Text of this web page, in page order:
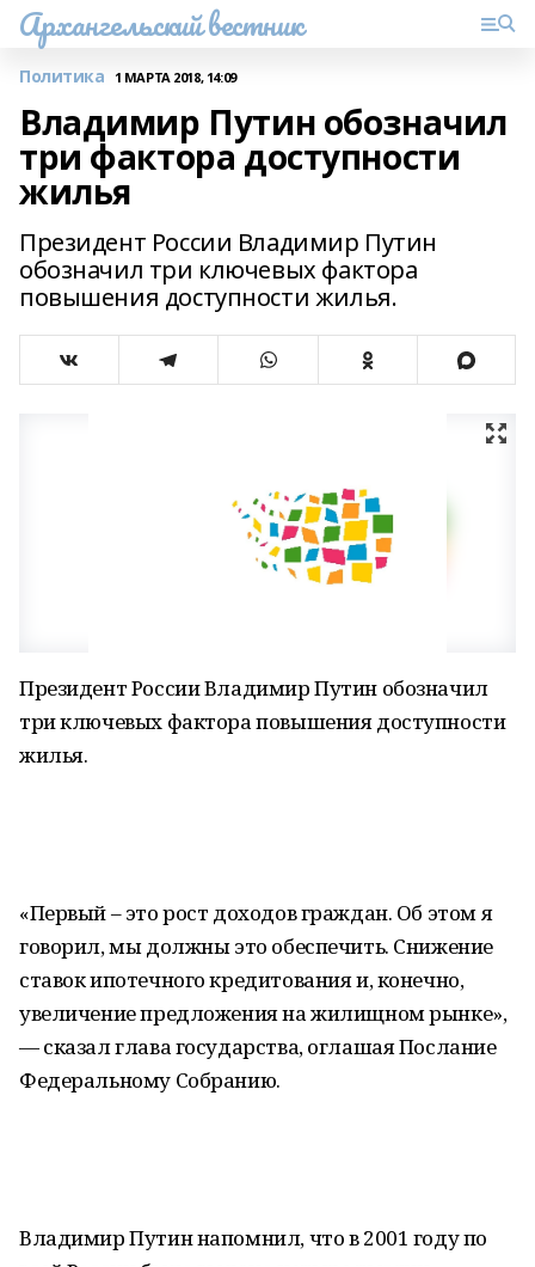
Архангельский вестник
Политика 1 МАРТА 2018, 14:09
Владимир Путин обозначил
три фактора доступности
жилья
Президент России Владимир Путин
обозначил три ключевых фактора
повышения доступности жилья.
Президент России Владимир Путин обозначил
три ключевых фактора повышения доступности
жилья.
«Первый – это рост доходов граждан. Об этом я
говорил, мы должны это обеспечить. Снижение
ставок ипотечного кредитования и, конечно,
увеличение предложения на жилищном рынке»,
— сказал глава государства, оглашая Послание
Федеральному Собранию.
Владимир Путин напомнил, что в 2001 году по